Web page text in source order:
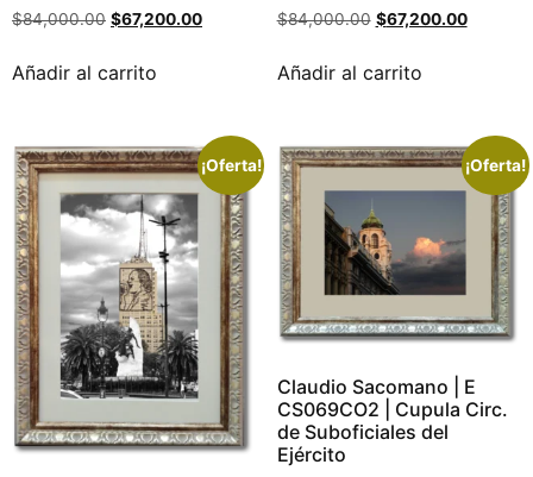
$84,000.00 $67,200.00
Añadir al carrito
$84,000.00 $67,200.00
Añadir al carrito
¡Oferta! ¡Oferta!
Claudio Sacomano | E
CS069CO2 | Cupula Circ.
de Suboficiales del
Ejército